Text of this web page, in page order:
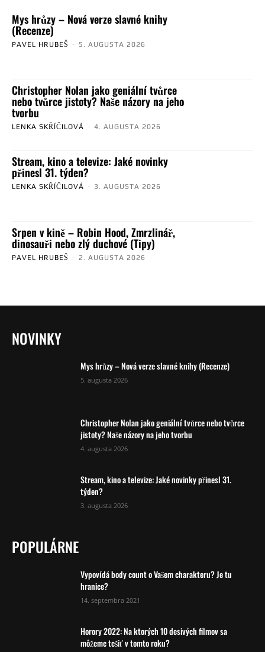
Mys hrůzy – Nová verze slavné knihy
(Recenze)
PAVEL HRUBEŠ - 5. AUGUSTA 2026
Christopher Nolan jako geniální tvůrce
nebo tvůrce jistoty? Naše názory na jeho
tvorbu
LENKA SKŘÍČILOVÁ - 4. AUGUSTA 2026
Stream, kino a televize: Jaké novinky
přinesl 31. týden?
LENKA SKŘÍČILOVÁ - 3. AUGUSTA 2026
Srpen v kině – Robin Hood, Zmrzlinář,
dinosauři nebo zlý duchové (Tipy)
PAVEL HRUBEŠ - 2. AUGUSTA 2026
NOVINKY
Mys hrůzy – Nová verze slavné knihy (Recenze)
5. augusta 2026
Christopher Nolan jako geniální tvůrce nebo tvůrce
jistoty? Naše názory na jeho tvorbu
4. augusta 2026
Stream, kino a televize: Jaké novinky přinesl 31.
týden?
3. augusta 2026
POPULÁRNE
Vypovídá body count o Vašem charakteru? Je tu
hranice?
14. septembra 2021
Horory 2022: Na ktorých 10 desivých filmov sa
môžeme tešiť v tomto roku?